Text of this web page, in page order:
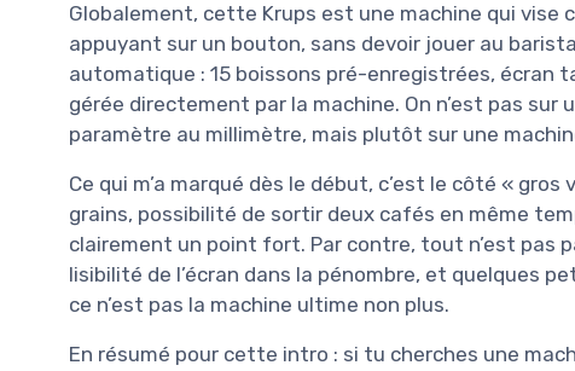
Globalement, cette Krups est une machine qui vise
appuyant sur un bouton, sans devoir jouer au
automatique : 15 boissons pré-enregistrées,
gérée directement par la machine. On n’est pas
paramètre au millimètre, mais plutôt sur une
Ce qui m’a marqué dès le début, c’est le côté «
grains, possibilité de sortir deux cafés en même
clairement un point fort. Par contre, tout n’est pas
lisibilité de l’écran dans la pénombre, et quelques
ce n’est pas la machine ultime non plus.
En résumé pour cette intro : si tu cherches une